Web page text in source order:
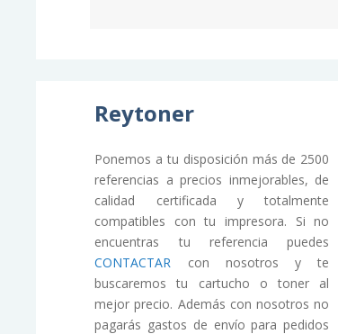
Reytoner
Ponemos a tu disposición más de 2500
referencias a precios inmejorables, de
calidad certificada y totalmente
compatibles con tu impresora. Si no
encuentras tu referencia puedes
CONTACTAR con nosotros y te
buscaremos tu cartucho o toner al
mejor precio. Además con nosotros no
pagarás gastos de envío para pedidos